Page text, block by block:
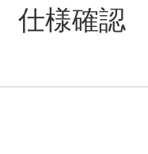
仕様確認